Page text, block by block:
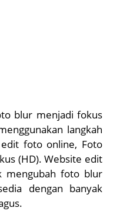
blur menjadi fokus
langkah
foto online, Foto
(HD). Website edit
mengubah foto blur
dengan banyak